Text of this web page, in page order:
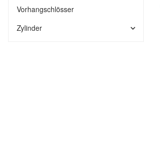
Vorhangschlösser
Zylinder